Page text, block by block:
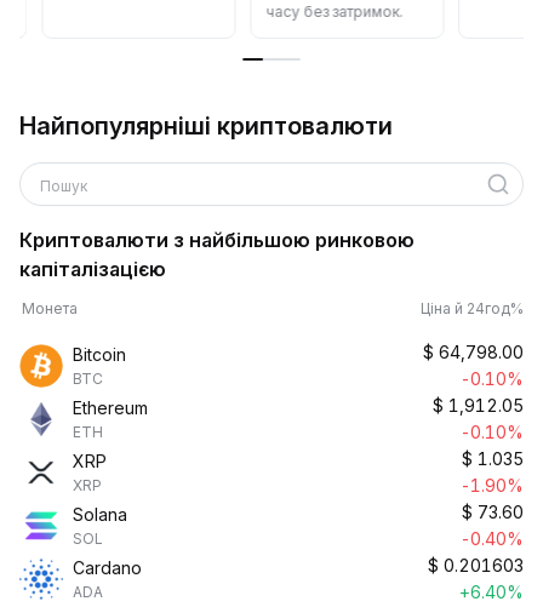
часу без затримок.
Найпопулярніші криптовалюти
Пошук
Криптовалюти з найбільшою ринковою
капіталізацією
Монета Ціна й 24год%
Bitcoin
BTC
$ 64,798.00
-0.10%
Ethereum
ETH
$ 1,912.05
-0.10%
XRP
XRP
$ 1.035
-1.90%
Solana
SOL
$ 73.60
-0.40%
Cardano
ADA
$ 0.201603
+6.40%